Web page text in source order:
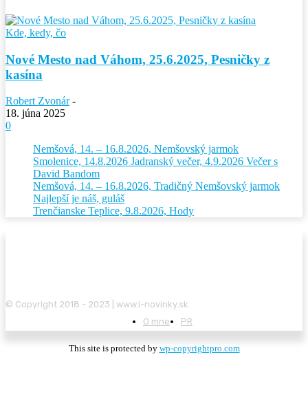
Kde, kedy, čo
Nové Mesto nad Váhom, 25.6.2025, Pesničky z
kasína
Robert Zvonár -
18. júna 2025
0
Nemšová, 14. – 16.8.2026, Nemšovský jarmok
Smolenice, 14.8.2026 Jadranský večer, 4.9.2026 Večer s
David Bandom
Nemšová, 14. – 16.8.2026, Tradičný Nemšovský jarmok
Najlepší je náš, guláš
Trenčianske Teplice, 9.8.2026, Hody
© Copyright 2018 - 2023 | www.i-novinky.sk
O mne
PR
This site is protected by wp-copyrightpro.com